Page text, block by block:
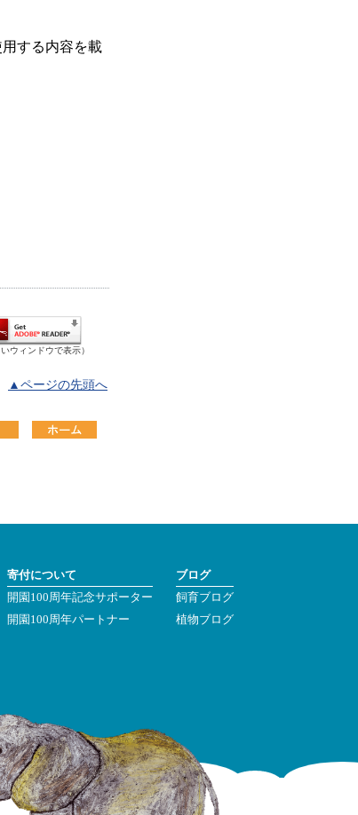
する内容を載
いウィンドウで表示）
▲ページの先頭へ
寄付について
開園100周年記念サポーター
開園100周年パートナー
ブログ
飼育ブログ
植物ブログ